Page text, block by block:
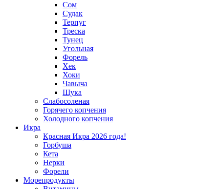
Сом
Судак
Терпуг
Треска
Тунец
Угольная
Форель
Хек
Хоки
Чавыча
Щука
Слабосоленая
Горячего копчения
Холодного копчения
Икра
Красная Икра 2026 года!
Горбуша
Кета
Нерки
Форели
Морепродукты